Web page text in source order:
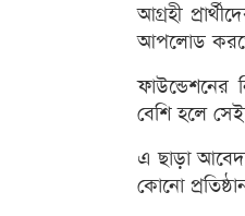
আগ্রহী
আপলোড
ফাউন্ডেশনের
বেশি হলে
এ ছাড়া
কোনো